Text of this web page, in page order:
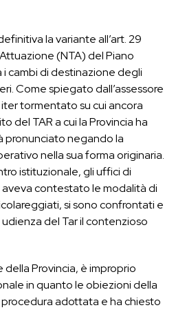
la variante all’art. 29
(NTA) del Piano
cambi di destinazione degli
Come spiegato dall’assessore
tormentato su cui ancora
del TAR a cui la Provincia ha
pronunciato negando la
nella sua forma originaria.
istituzionale, gli uffici di
contestato le modalità di
si sono confrontati e
del Tar il contenzioso
Provincia, è improprio
in quanto le obiezioni della
adottata e ha chiesto